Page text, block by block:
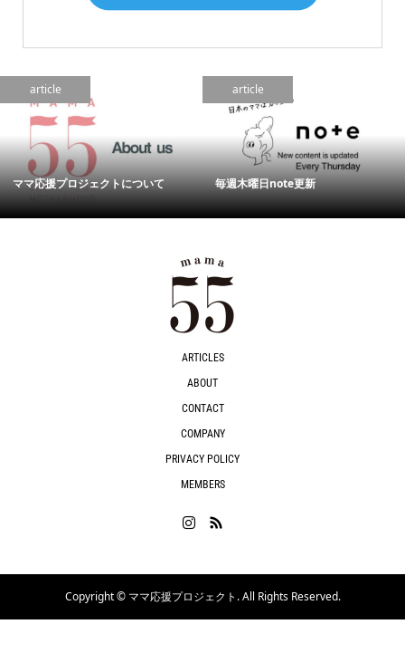
article
ママ応援プロジェクトについて
article
毎週木曜日note更新
ARTICLES
ABOUT
CONTACT
COMPANY
PRIVACY POLICY
MEMBERS
Copyright ©ママ応援プロジェクト. All Rights Reserved.